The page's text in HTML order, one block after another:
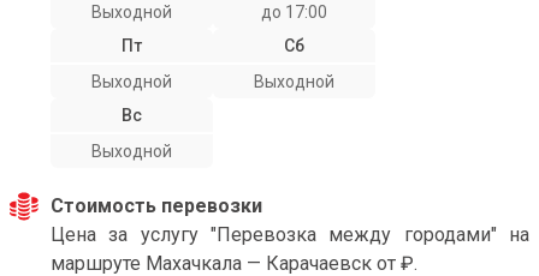
Выходной
до 17:00
Пт
Выходной
Сб
Выходной
Вс
Выходной
Стоимость перевозки
Цена за услугу "Перевозка между городами" на
маршруте Махачкала — Карачаевск от ₽.